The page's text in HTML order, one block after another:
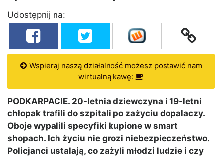
Udostępnij na:
Wspieraj naszą działalność możesz postawić nam
wirtualną kawę:
PODKARPACIE. 20-letnia dziewczyna i 19-letni
chłopak trafili do szpitali po zażyciu dopalaczy.
Oboje wypalili specyfiki kupione w smart
shopach. Ich życiu nie grozi niebezpieczeństwo.
Policjanci ustalają, co zażyli młodzi ludzie i czy